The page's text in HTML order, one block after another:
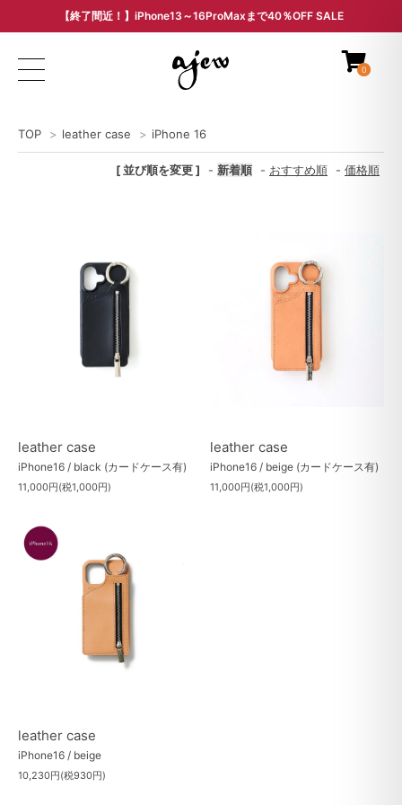
【終了間近！】iPhone13～16ProMaxまで40％OFF SALE
ARCHIVE SALE - 過去モデルをお得な価格で -
0
TOP > leather case > iPhone 16
[ 並び順を変更 ] - 新着順 - おすすめ順 - 価格順
leather case
iPhone16 / black (カードケース有)
11,000円(税1,000円)
leather case
iPhone16 / beige (カードケース有)
11,000円(税1,000円)
leather case
iPhone16 / beige
10,230円(税930円)